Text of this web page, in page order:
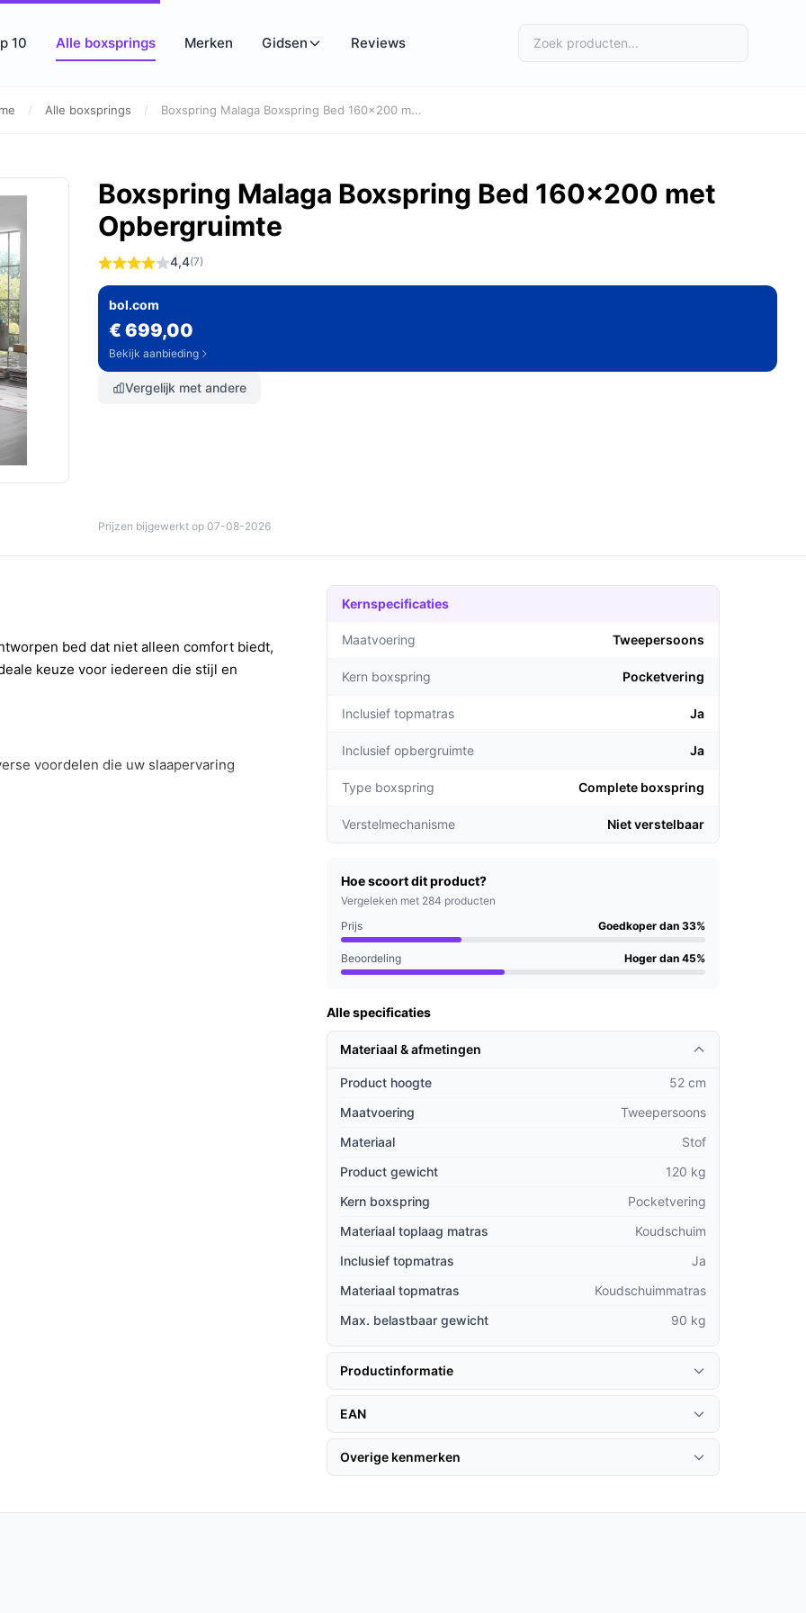
10 Alle boxsprings Merken Gidsen Reviews
/ Alle boxsprings / Boxspring Malaga Boxspring Bed 160x200 m...
Boxspring Malaga Boxspring Bed 160x200 met
Opbergruimte
4,4(7)
bol.com
€ 699,00
Bekijk aanbieding
Vergelijk met andere
Prijzen bijgewerkt op 07-08-2026
bed dat niet alleen comfort biedt,
keuze voor iedereen die stijl en
voordelen die uw slaapervaring
optimale ondersteuning en zorgt voor een
- Dit maakt het bed geschikt voor de
Kernspecificaties
Maatvoering Tweepersoons
Kern boxspring Pocketvering
Inclusief topmatras Ja
Inclusief opbergruimte Ja
Type boxspring Complete boxspring
Verstelmechanisme Niet verstelbaar
Hoe scoort dit product?
Vergeleken met 284 producten
Prijs
Goedkoper dan 33%
Beoordeling Hoger dan 45%
Alle specificaties
Materiaal & afmetingen
Product hoogte
52 cm
Maatvoering
Tweepersoons
Materiaal
Stof
Product gewicht
120 kg
Kern boxspring
Pocketvering
Materiaal toplaag matras
Koudschuim
Inclusief topmatras
Ja
Materiaal topmatras
Koudschuimmatras
Max. belastbaar gewicht
90 kg
Productinformatie
EAN
Overige kenmerken